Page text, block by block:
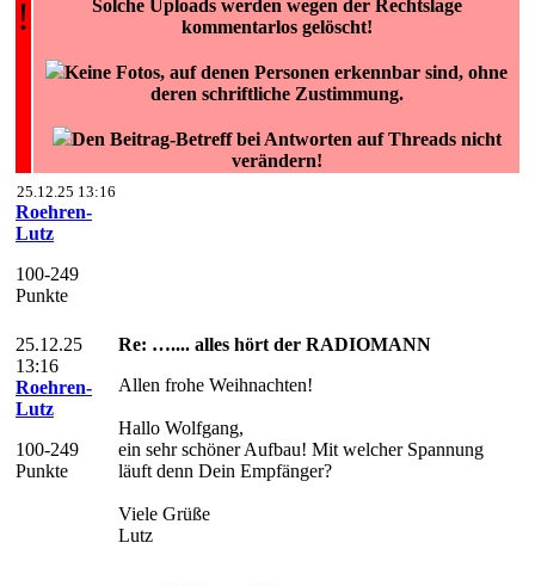
!
Solche Uploads werden wegen der Rechtslage
kommentarlos gelöscht!
Keine Fotos, auf denen Personen erkennbar sind, ohne
deren schriftliche Zustimmung.
Den Beitrag-Betreff bei Antworten auf Threads nicht
verändern!
25.12.25 13:16
Roehren-
Lutz
100-249
Punkte
25.12.25
13:16
Roehren-
Lutz
100-249
Punkte
Re: ….... alles hört der RADIOMANN
Allen frohe Weihnachten!
Hallo Wolfgang,
ein sehr schöner Aufbau! Mit welcher Spannung
läuft denn Dein Empfänger?
Viele Grüße
Lutz